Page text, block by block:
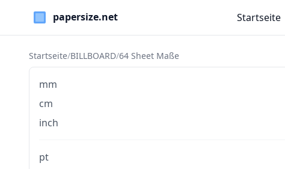
Paper Sizes Startseite
Startseite/BILLBOARD/64 Sheet Maße
mm
cm
inch
pt